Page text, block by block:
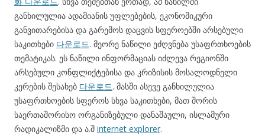
განხილულია ადამიანის უფლებების, ეკონომიკური
განვითარებისა და გარემოს დაცვის სფეროებში არსებული
საკითხები 다운로드. მეორე ნაწილი ეძღვნება უსაფრთხოების
თემატიკას. ეს ნაწილი ინფორმაციას იძლევა რეგიონში
არსებული კონფლიქტებისა და კრიზისის მოსალოდნელი
კერების შესახებ 다운로드. მასში ასევე განხილულია
უსაფრთხოების სფეროს სხვა საკითხები, მათ შორის
საერთაშორისო ორგანიზებული დანაშაული, ისლამური
რადიკალიზმი და ა.შ internet explorer.